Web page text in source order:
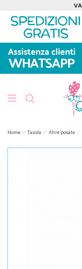
Home Tavola Altre posate